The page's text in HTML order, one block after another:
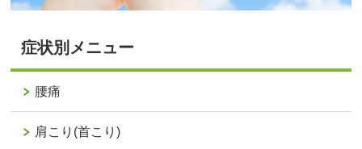
症状別メニュー
腰痛
肩こり(首こり)